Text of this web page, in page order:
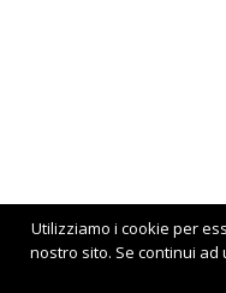
Utilizziamo i cookie per
nostro sito. Se continui